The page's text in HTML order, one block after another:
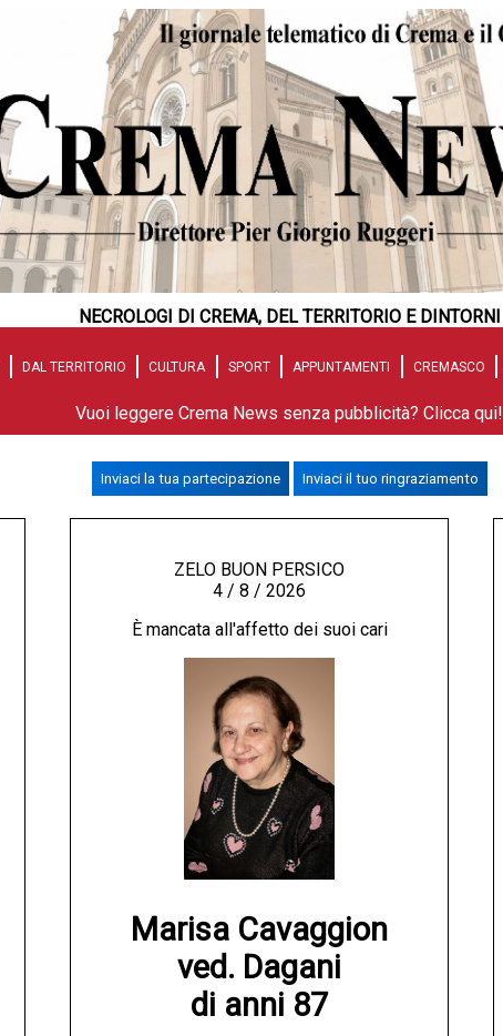
NECROLOGI DI CREMA, DEL TERRITORIO E DINTORNI
DAL TERRITORIO CULTURA SPORT APPUNTAMENTI CREMASCO
Vuoi leggere Crema News senza pubblicità? Clicca qui!
Inviaci la tua partecipazione Inviaci il tuo ringraziamento
ZELO BUON PERSICO
4 / 8 / 2026
È mancata all'affetto dei suoi cari
Marisa Cavaggion
ved. Dagani
di anni 87